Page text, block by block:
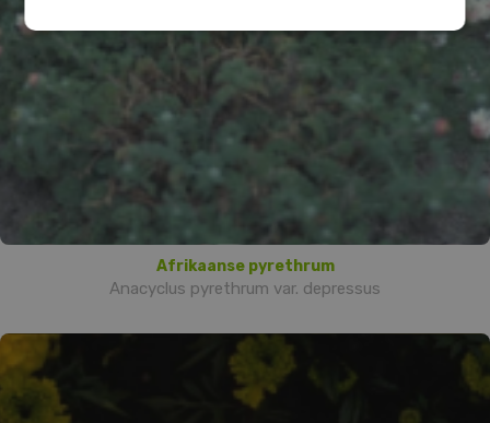
Afrikaanse pyrethrum
Anacyclus pyrethrum var. depressus